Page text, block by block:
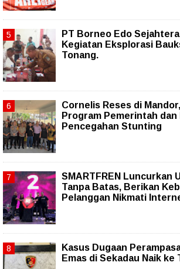
PT Borneo Edo
Kegiatan Eksplorasi
Tonang.
Cornelis Reses di
Program Pemerintah dan
Pencegahan Stunting
SMARTFREN Luncurkan
Tanpa Batas, Berikan
Pelanggan Nikmati
Kasus Dugaan
Emas di Sekadau Naik ke